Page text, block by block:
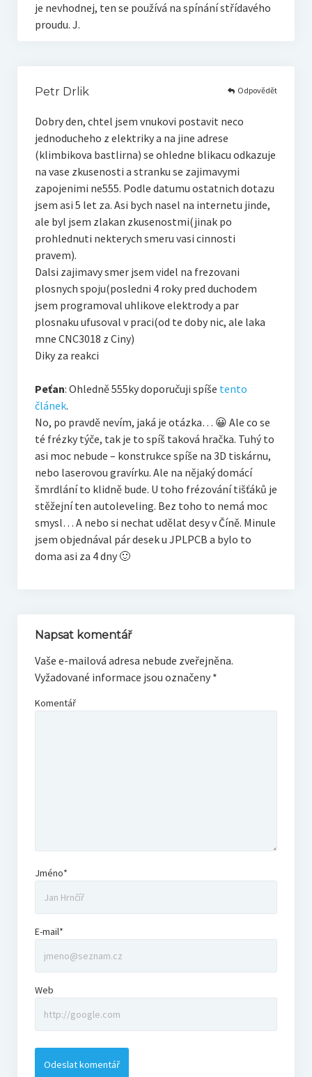
je nevhodnej, ten se používá na spínání střídavého
proudu. J.
Petr Drlik
Dobry den, chtel jsem vnukovi postavit neco
jednoducheho z elektriky a na jine adrese
(klimbikova bastlirna) se ohledne blikacu odkazuje
na vase zkusenosti a stranku se zajimavymi
zapojenimi ne555. Podle datumu ostatnich dotazu
jsem asi 5 let za. Asi bych nasel na internetu jinde,
ale byl jsem zlakan zkusenostmi(jinak po
prohlednuti nekterych smeru vasi cinnosti
pravem).
Dalsi zajimavy smer jsem videl na frezovani
plosnych spoju(posledni 4 roky pred duchodem
jsem programoval uhlikove elektrody a par
plosnaku ufusoval v praci(od te doby nic, ale laka
mne CNC3018 z Ciny)
Diky za reakci
Peťan: Ohledně 555ky doporučuji spíše tento
článek.
No, po pravdě nevím, jaká je otázka… 😀 Ale co se
té frézky týče, tak je to spíš taková hračka. Tuhý to
asi moc nebude – konstrukce spíše na 3D tiskárnu,
nebo laserovou gravírku. Ale na nějaký domácí
šmrdlání to klidně bude. U toho frézování tišťáků je
stěžejní ten autoleveling. Bez toho to nemá moc
smysl… A nebo si nechat udělat desy v Číně. Minule
jsem objednával pár desek u JPLPCB a bylo to
doma asi za 4 dny 🙂
Odpovědět
Napsat komentář
Vaše e-mailová adresa nebude zveřejněna.
Vyžadované informace jsou označeny *
Komentář
Jméno*
E-mail*
Web